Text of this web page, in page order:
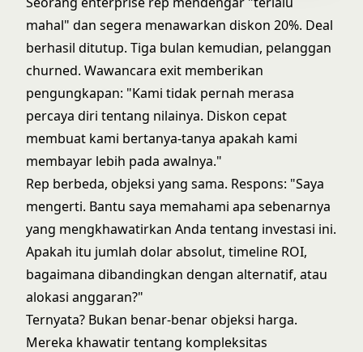
mahal" dan segera menawarkan diskon 20%. Deal
berhasil ditutup. Tiga bulan kemudian, pelanggan
churned. Wawancara exit memberikan
pengungkapan: "Kami tidak pernah merasa
percaya diri tentang nilainya. Diskon cepat
membuat kami bertanya-tanya apakah kami
membayar lebih pada awalnya."
Rep berbeda, objeksi yang sama. Respons: "Saya
mengerti. Bantu saya memahami apa sebenarnya
yang mengkhawatirkan Anda tentang investasi ini.
Apakah itu jumlah dolar absolut, timeline ROI,
bagaimana dibandingkan dengan alternatif, atau
alokasi anggaran?"
Ternyata? Bukan benar-benar objeksi harga.
Mereka khawatir tentang kompleksitas